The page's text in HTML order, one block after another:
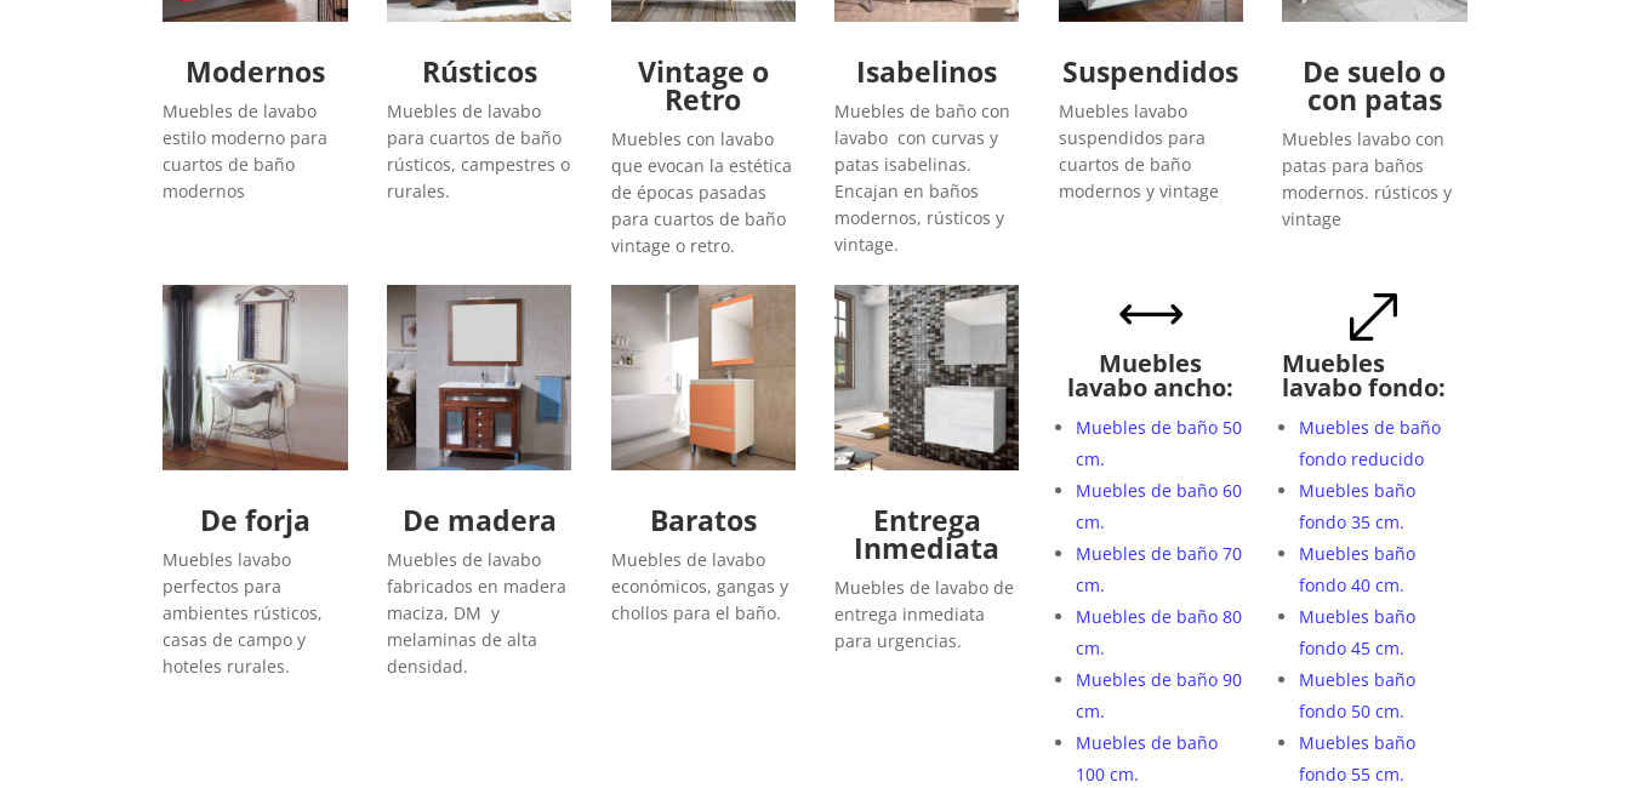
Modernos
Muebles de lavabo
estilo moderno para
cuartos de baño
modernos
Rústicos
Muebles de lavabo
para cuartos de baño
rústicos, campestres o
rurales.
Vintage o
Retro
Muebles con lavabo
que evocan la estética
de épocas pasadas
para cuartos de baño
vintage o retro.
Isabelinos
Muebles de baño con
lavabo con curvas y
patas isabelinas.
Encajan en baños
modernos, rústicos y
vintage.
Suspendidos
Muebles lavabo
suspendidos para
cuartos de baño
modernos y vintage
De suelo o
con patas
Muebles lavabo con
patas para baños
modernos. rústicos y
vintage
De forja
Muebles lavabo
perfectos para
ambientes rústicos,
casas de campo y
hoteles rurales.
De madera
Muebles de lavabo
fabricados en madera
maciza, DM y
melaminas de alta
densidad.
Baratos
Muebles de lavabo
económicos, gangas y
chollos para el baño.
Entrega
Inmediata
Muebles de lavabo de
entrega inmediata
para urgencias.
,
Muebles
lavabo ancho:
Muebles de baño 50
cm.
Muebles de baño 60
cm.
Muebles de baño 70
cm.
Muebles de baño 80
cm.
Muebles de baño 90
cm.
Muebles de baño
100 cm.
.
Muebles
lavabo fondo:
Muebles de baño
fondo reducido
Muebles baño
fondo 35 cm.
Muebles baño
fondo 40 cm.
Muebles baño
fondo 45 cm.
Muebles baño
fondo 50 cm.
Muebles baño
fondo 55 cm.